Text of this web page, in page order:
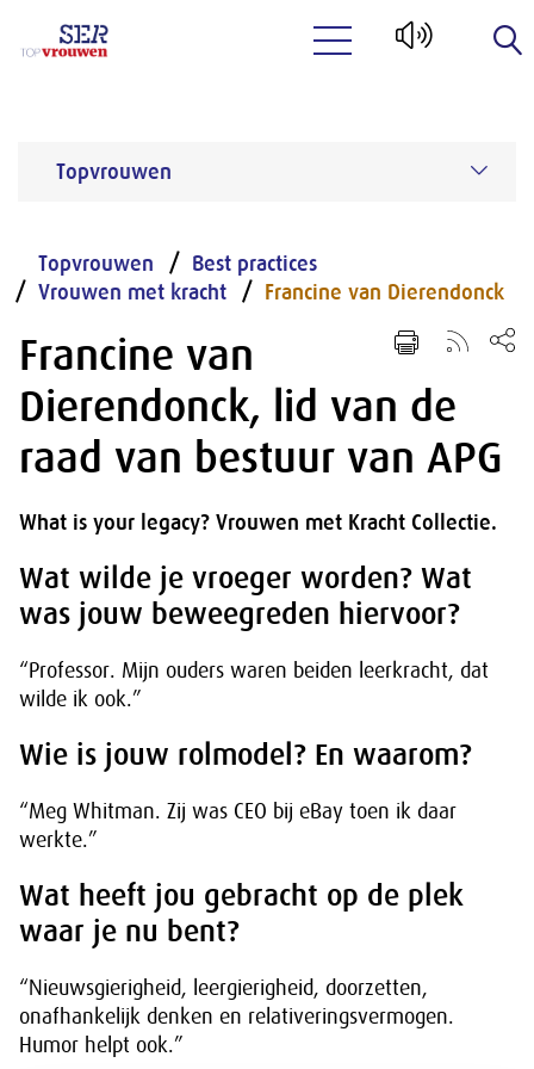
Topvrouwen
Topvrouwen
Best practices
Vrouwen met kracht
Francine van Dierendonck
Francine van
Dierendonck, lid van de
raad van bestuur van APG
What is your legacy? Vrouwen met Kracht Collectie.
Wat wilde je vroeger worden? Wat
was jouw beweegreden hiervoor?
“Professor. Mijn ouders waren beiden leerkracht, dat
wilde ik ook.”
Wie is jouw rolmodel? En waarom?
“Meg Whitman. Zij was CEO bij eBay toen ik daar
werkte.”
Wat heeft jou gebracht op de plek
waar je nu bent?
“Nieuwsgierigheid, leergierigheid, doorzetten,
onafhankelijk denken en relativeringsvermogen.
Humor helpt ook.”